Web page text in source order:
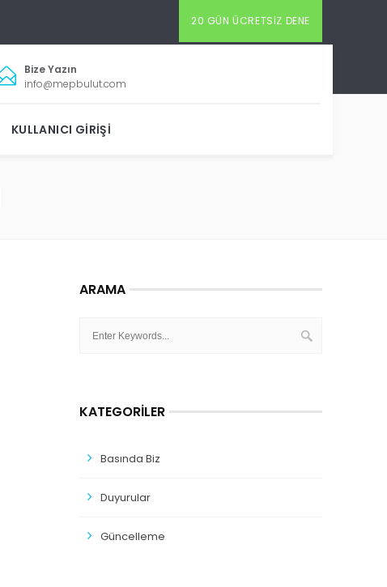
20 GÜN ÜCRETSIZ DENE
Bize Yazın
info@mepbulut.com
KULLANICI GIRIŞI
ARAMA
KATEGORILER
Basında Biz
Duyurular
Güncelleme